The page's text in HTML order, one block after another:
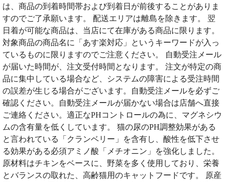
は、商品の到着時間帯および到着日が前後することがありま
すのでご了承願います。 配送エリアは離島を除きます。 翌
日着が可能な商品は、当店にて在庫がある商品に限ります。
対象商品の商品名に「あす楽対応」というキーワードが入っ
ているものに限りますのでご注意ください。 自動受注メール
が届いた時間が、注文受付時間となります。 注文が特定の商
品に集中している場合など、システムの障害による受注時間
の誤差が生じる場合がございます。自動受注メールを必ずご
確認ください。自動受注メールが届かない場合は店舗へ直接
ご連絡ください。適正なPHコントロールの為に、マグネシウ
ムの含有量を低くしています。 猫の尿のPH調整効果がある
と言われている「クランベリー」を含有し、酸性を低下させ
る効果がある必須アミノ酸「メチオニン」を強化しました。
原材料はチキンをベースに、野菜を多く使用しており、栄養
とバランスの取れた、高齢猫用のキャットフードです。 原産